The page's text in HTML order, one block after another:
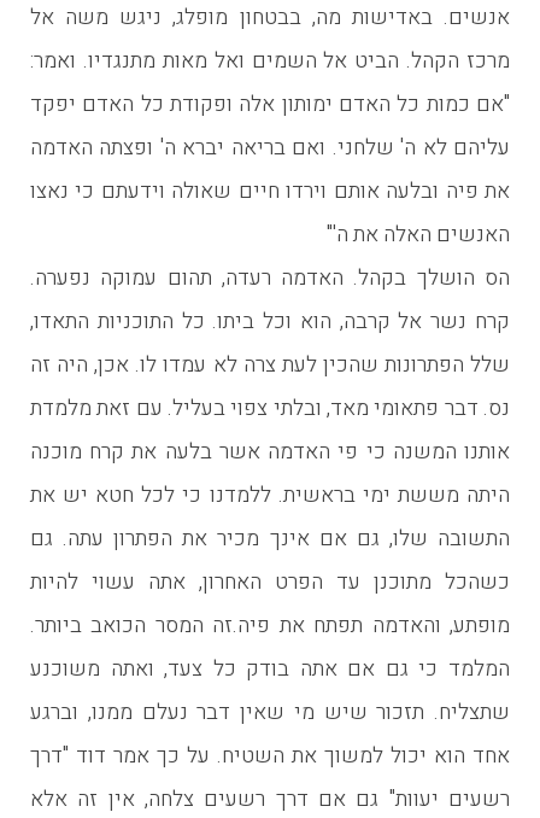
אנשים. באדישות מה, בבטחון מופלג, ניגש משה אל
מרכז הקהל. הביט אל השמים ואל מאות מתנגדיו. ואמר:
"אם כמות כל האדם ימותון אלה ופקודת כל האדם יפקד
עליהם לא ה' שלחני. ואם בריאה יברא ה' ופצתה האדמה
את פיה ובלעה אותם וירדו חיים שאולה וידעתם כי נאצו
האנשים האלה את ה'"
הס הושלך בקהל. האדמה רעדה, תהום עמוקה נפערה.
קרח נשר אל קרבה, הוא וכל ביתו. כל התוכניות התאדו,
שלל הפתרונות שהכין לעת צרה לא עמדו לו. אכן, היה זה
נס. דבר פתאומי מאד, ובלתי צפוי בעליל. עם זאת מלמדת
אותנו המשנה כי פי האדמה אשר בלעה את קרח מוכנה
היתה מששת ימי בראשית. ללמדנו כי לכל חטא יש את
התשובה שלו, גם אם אינך מכיר את הפתרון עתה. גם
כשהכל מתוכנן עד הפרט האחרון, אתה עשוי להיות
מופתע, והאדמה תפתח את פיה.זה המסר הכואב ביותר.
המלמד כי גם אם אתה בודק כל צעד, ואתה משוכנע
שתצליח. תזכור שיש מי שאין דבר נעלם ממנו, וברגע
אחד הוא יכול למשוך את השטיח. על כך אמר דוד "דרך
רשעים יעוות" גם אם דרך רשעים צלחה, אין זה אלא